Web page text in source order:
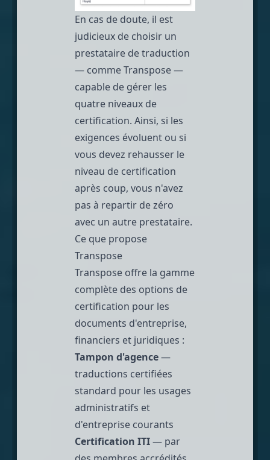
En cas de doute, il est
judicieux de choisir un
prestataire de traduction
— commeTranspose—
capable de gérer les
quatre niveaux de
certification. Ainsi, si les
exigences évoluent ou si
vous devez rehausser le
niveau de certification
après coup, vous n'avez
pas à repartir de zéro
avec un autre prestataire.
Ce que propose
Transpose
Transpose offre la gamme
complète des options de
certification pour les
documents d'entreprise,
financiers et juridiques :
Tampon d'agence—
traductions certifiées
standard pour les usages
administratifs et
d'entreprise courants
Certification ITI— par